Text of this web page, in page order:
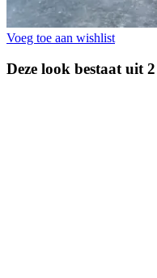
Voeg toe aan wishlist
Deze look bestaat uit